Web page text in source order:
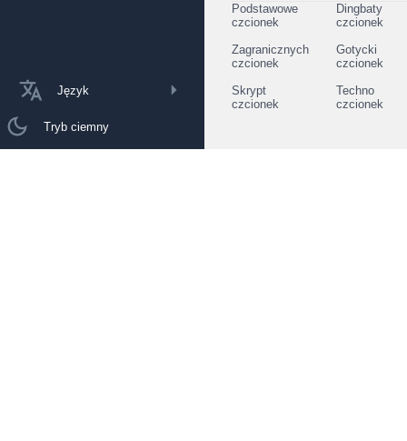
Język
Tryb ciemny
Podstawowe
czcionek
Dingbaty
czcionek
Zagranicznych
czcionek
Gotycki
czcionek
Skrypt
czcionek
Techno
czcionek